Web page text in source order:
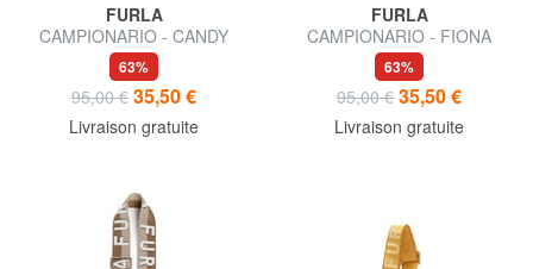
FURLA
CAMPIONARIO - CANDY
poignée de sac
63%
95,00 € 35,50 €
Livraison gratuite
FURLA
CAMPIONARIO - FIONA
bandoulière logotée
63%
95,00 € 35,50 €
Livraison gratuite